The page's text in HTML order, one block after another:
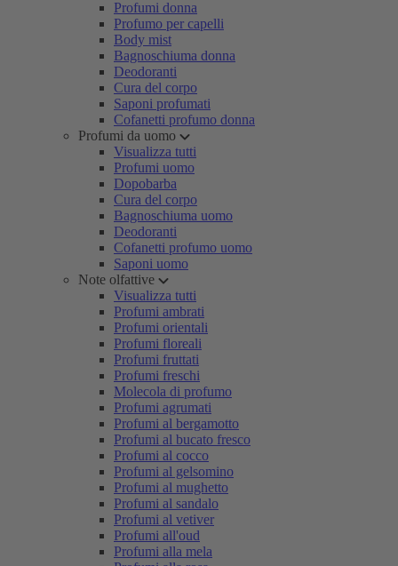
Profumi donna
Profumo per capelli
Body mist
Bagnoschiuma donna
Deodoranti
Cura del corpo
Saponi profumati
Cofanetti profumo donna
Profumi da uomo
Visualizza tutti
Profumi uomo
Dopobarba
Cura del corpo
Bagnoschiuma uomo
Deodoranti
Cofanetti profumo uomo
Saponi uomo
Note olfattive
Visualizza tutti
Profumi ambrati
Profumi orientali
Profumi floreali
Profumi fruttati
Profumi freschi
Molecola di profumo
Profumi agrumati
Profumi al bergamotto
Profumi al bucato fresco
Profumi al cocco
Profumi al gelsomino
Profumi al mughetto
Profumi al sandalo
Profumi al vetiver
Profumi all'oud
Profumi alla mela